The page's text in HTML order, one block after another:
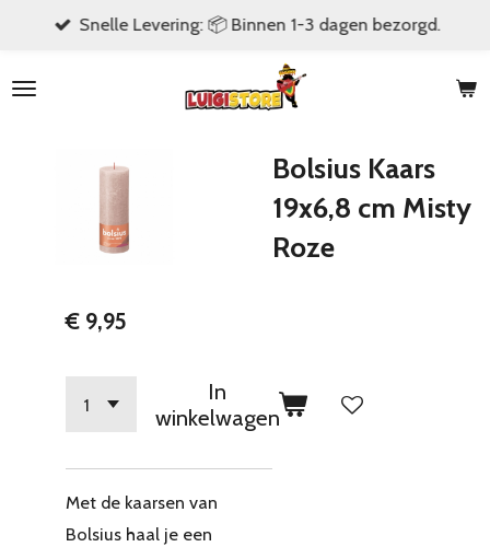
naar
Snelle Levering: 📦 Binnen 1-3 dagen bezorgd.
Bolsius Kaars
19x6,8 cm Misty
Roze
€ 9,95
In
winkelwagen
Met de kaarsen van
Bolsius haal je een